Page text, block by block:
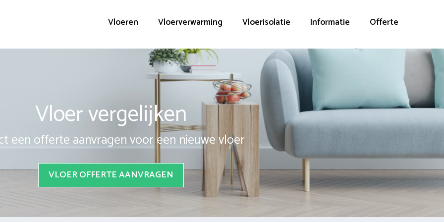
Vloeren Vloerverwarming Vloerisolatie Informatie Offerte
Vloer vergelijken
een offerte aanvragen voor een nieuwe vloer
VLOER OFFERTE AANVRAGEN